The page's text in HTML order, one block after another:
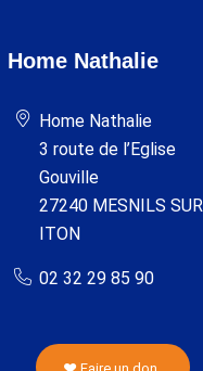
Home Nathalie
Home Nathalie
3 route de l’Eglise
Gouville
27240 MESNILS SUR
ITON
02 32 29 85 90